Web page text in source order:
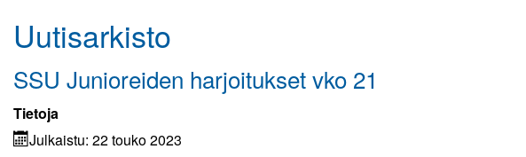
Kuvagalleria
Kumppanuus tekee hyvää
Uutisarkisto
SSU Junioreiden harjoitukset vko 21
Tietoja
Julkaistu: 22 touko 2023